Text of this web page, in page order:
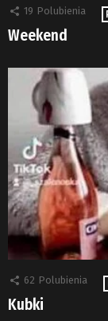
19 Polubienia
Weekend
62 Polubienia
Kubki